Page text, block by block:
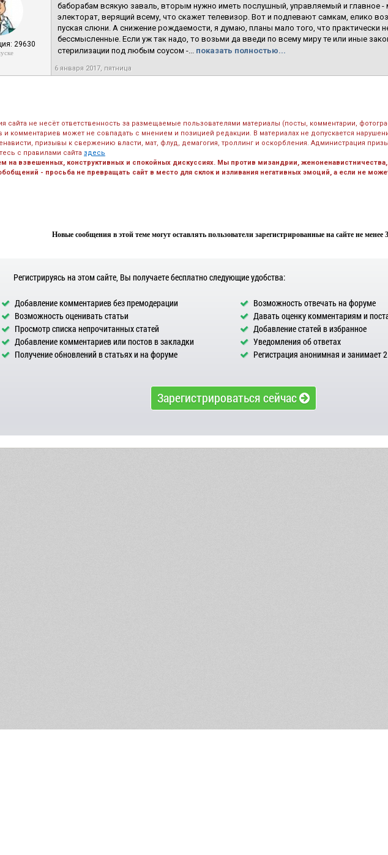
29630
баборабам всякую заваль, вторым нужно иметь послушный, управляемый и главное -
электорат, верящий всему, что скажет телевизор. Вот и подпевают самкам, елико
пуская слюни. А снижение рождаемости, я думаю, планы мало того, что практически
бессмысленные. Если уж так надо, то возьми да введи по всему миру те или иные
стерилизации под любым соусом -... показать полностью...
6 января 2017, пятница
сайта не несёт ответственность за размещаемые пользователями материалы (посты, комментарии,
и комментариев может не совпадать с мнением и позицией редакции. В материалах не допускается
призывы к свержению власти, мат, флуд, демагогия, троллинг и оскорбления. Администрация
с правилами сайта здесь
на взвешенных, конструктивных и спокойных дискуссиях. Мы против мизандрии, женоненавистничества,
- просьба не превращать сайт в место для склок и изливания негативных эмоций, а если не
Новые сообщения в этой теме могут оставлять пользователи зарегистрированные на сайте не менее
Регистрируясь на этом сайте, Вы получаете бесплатно следующие удобства:
Добавление комментариев без премодерации
Возможность отвечать на форуме
Возможность оценивать статьи
Давать оценку комментариям и
Просмотр списка непрочитанных статей
Добавление статей в избранное
Добавление комментариев или постов в закладки
Уведомления об ответах
Получение обновлений в статьях и на форуме
Регистрация анонимная и занимает
Зарегистрироваться сейчас